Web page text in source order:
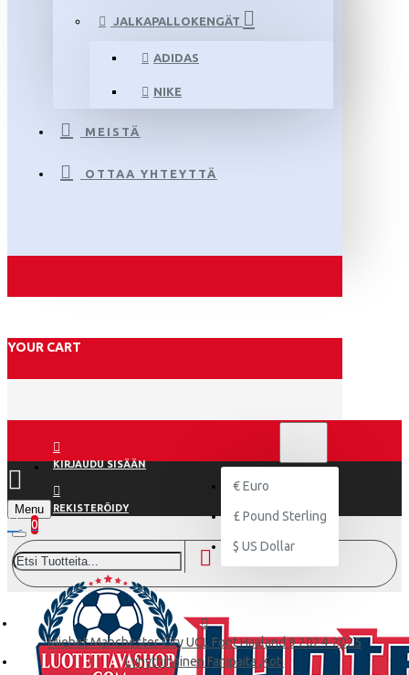
JALKAPALLOKENGÄT
ADIDAS
NIKE
MEISTÄ
OTTAA YHTEYTTÄ
YOUR CART
KIRJAUDU SISÄÄN
REKISTERÖIDY
€ Euro
£ Pound Sterling
$ US Dollar
Menu
0
Miehet Manchester City UCL Font Haaland 9 2024-2025
Lyhythihainen Fanipaita ,Koti